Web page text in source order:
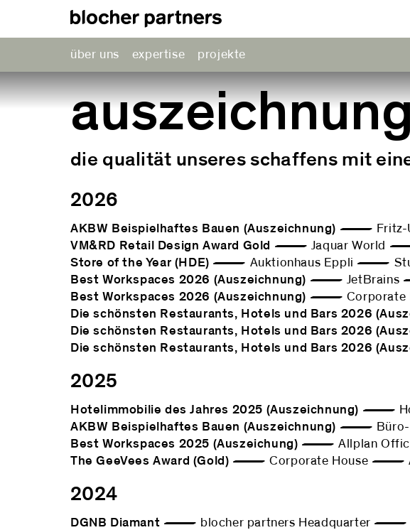
über uns expertise projekte
die qualität unseres schaffens mit
2026
AKBW Beispielhaftes Bauen (Auszeichnung) — Fritz-
VM&RD Retail Design Award Gold — Jaquar World
Store of the Year (HDE) — Auktionhaus Eppli —
Best Workspaces 2026 (Auszeichnung) — JetBrains
Best Workspaces 2026 (Auszeichnung) — Corporate
Die schönsten Restaurants, Hotels und Bars 2026
Die schönsten Restaurants, Hotels und Bars 2026
Die schönsten Restaurants, Hotels und Bars 2026
2025
Hotelimmobilie des Jahres 2025 (Auszeichnung) —
AKBW Beispielhaftes Bauen (Auszeichnung) — Büro-
Best Workspaces 2025 (Auszeichung) — Allplan
The GeeVees Award (Gold) — Corporate House —
2024
DGNB Diamant — blocher partners Headquarter —